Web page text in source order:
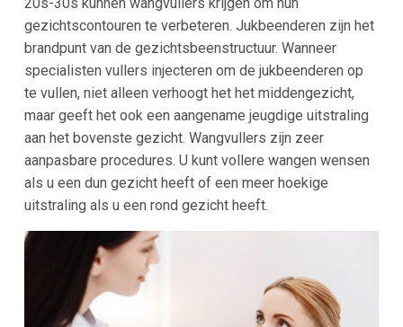
20s-30s kunnen wangvullers krijgen om hun
gezichtscontouren te verbeteren. Jukbeenderen zijn het
brandpunt van de gezichtsbeenstructuur. Wanneer
specialisten vullers injecteren om de jukbeenderen op
te vullen, niet alleen verhoogt het het middengezicht,
maar geeft het ook een aangename jeugdige uitstraling
aan het bovenste gezicht. Wangvullers zijn zeer
aanpasbare procedures. U kunt vollere wangen wensen
als u een dun gezicht heeft of een meer hoekige
uitstraling als u een rond gezicht heeft.